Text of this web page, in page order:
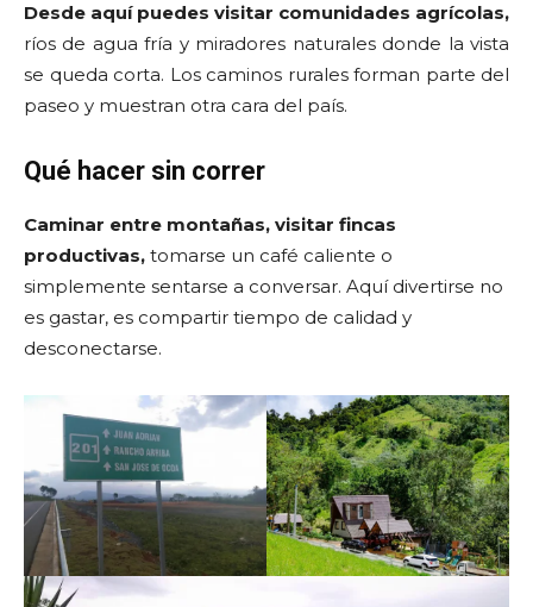
o
k
p
r
Desde aquí puedes visitar comunidades agrícolas,
ríos de agua fría y miradores naturales donde la vista
se queda corta. Los caminos rurales forman parte del
paseo y muestran otra cara del país.
Qué hacer sin correr
Caminar entre montañas, visitar fincas
productivas, tomarse un café caliente o
simplemente sentarse a conversar. Aquí divertirse no
es gastar, es compartir tiempo de calidad y
desconectarse.